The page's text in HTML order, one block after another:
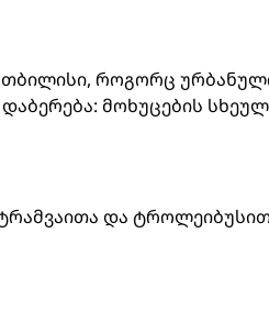
როგორც
მოხუცების
ტრამვაითა და